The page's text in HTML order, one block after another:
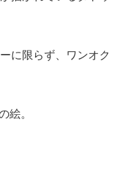
に限らず、ワンオク
絵。